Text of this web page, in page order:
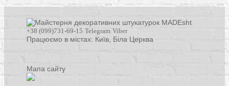
+38 (099)731-69-15 Telegram Viber
Працюємо в містах: Київ, Біла Церква
Мапа сайту